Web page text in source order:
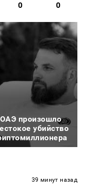
0 0
произошло
убийство
39 минут назад